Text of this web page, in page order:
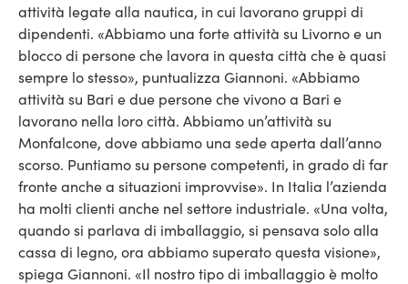
attività legate alla nautica, in cui lavorano gruppi di
dipendenti. «Abbiamo una forte attività su Livorno e un
blocco di persone che lavora in questa città che è quasi
sempre lo stesso», puntualizza Giannoni. «Abbiamo
attività su Bari e due persone che vivono a Bari e
lavorano nella loro città. Abbiamo un’attività su
Monfalcone, dove abbiamo una sede aperta dall’anno
scorso. Puntiamo su persone competenti, in grado di far
fronte anche a situazioni improvvise». In Italia l’azienda
ha molti clienti anche nel settore industriale. «Una volta,
quando si parlava di imballaggio, si pensava solo alla
cassa di legno, ora abbiamo superato questa visione»,
spiega Giannoni. «Il nostro tipo di imballaggio è molto